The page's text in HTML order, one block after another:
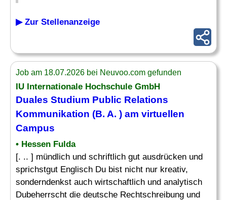
▶ Zur Stellenanzeige
Job am 18.07.2026 bei Neuvoo.com gefunden
IU Internationale Hochschule GmbH
Duales Studium Public Relations
Kommunikation (B. A. ) am virtuellen
Campus
• Hessen Fulda
[. .. ] mündlich und schriftlich gut ausdrücken und
sprichstgut Englisch Du bist nicht nur kreativ,
sonderndenkst auch wirtschaftlich und analytisch
Dubeherrscht die deutsche Rechtschreibung und